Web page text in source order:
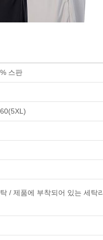
스판
/ 제품에 부착되어 있는 세탁